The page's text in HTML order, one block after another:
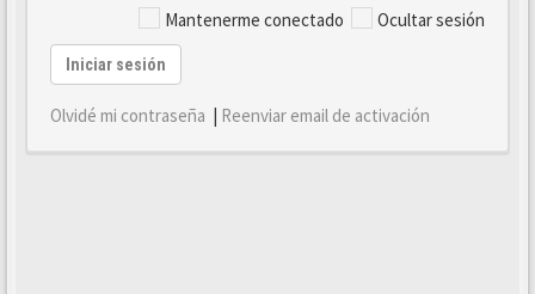
Mantenerme conectado Ocultar sesión
Iniciar sesión
Olvidé mi contraseña | Reenviar email de activación